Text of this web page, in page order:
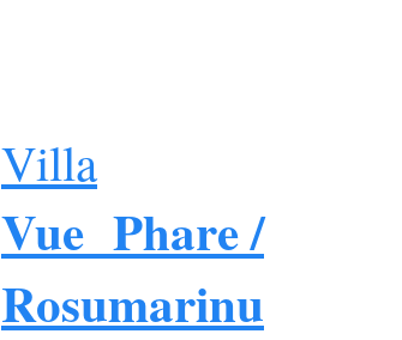
Villa
Vue Phare /
Rosumarinu